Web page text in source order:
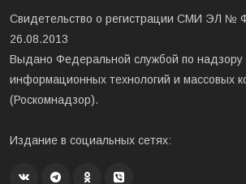
Свидетельство о регистрации СМИ ЭЛ №
26.08.2013
Выдано Федеральной службой по надзору
информационных технологий и массовых
(Роскомнадзор).
Издание в социальных сетях: